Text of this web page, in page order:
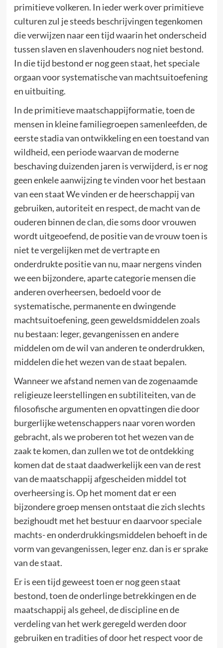
primitieve volkeren. In ieder werk over primitieve
culturen zul je steeds beschrijvingen tegenkomen
die verwijzen naar een tijd waarin het onderscheid
tussen slaven en slavenhouders nog niet bestond.
In die tijd bestond er nog geen staat, het speciale
orgaan voor systematische van machtsuitoefening
en uitbuiting.
In de primitieve maatschappijformatie, toen de
mensen in kleine familiegroepen samenleefden, de
eerste stadia van ontwikkeling en een toestand van
wildheid, een periode waarvan de moderne
beschaving duizenden jaren is verwijderd, is er nog
geen enkele aanwijzing te vinden voor het bestaan
van een staat We vinden er de heerschappij van
gebruiken, autoriteit en respect, de macht van de
ouderen binnen de clan, die soms door vrouwen
wordt uitgeoefend, de positie van de vrouw toen is
niet te vergelijken met de vertrapte en
onderdrukte positie van nu, maar nergens vinden
we een bijzondere, aparte categorie mensen die
anderen overheersen, bedoeld voor de
systematische, permanente en dwingende
machtsuitoefening, geen geweldsmiddelen zoals
nu bestaan: leger, gevangenissen en andere
middelen om de wil van anderen te onderdrukken,
middelen die het wezen van de staat bepalen.
Wanneer we afstand nemen van de zogenaamde
religieuze leerstellingen en subtiliteiten, van de
filosofische argumenten en opvattingen die door
burgerlijke wetenschappers naar voren worden
gebracht, als we proberen tot het wezen van de
zaak te komen, dan zullen we tot de ontdekking
komen dat de staat daadwerkelijk een van de rest
van de maatschappij afgescheiden middel tot
overheersing is. Op het moment dat er een
bijzondere groep mensen ontstaat die zich slechts
bezighoudt met het bestuur en daarvoor speciale
machts- en onderdrukkingsmiddelen behoeft in de
vorm van gevangenissen, leger enz. dan is er sprake
van de staat.
Er is een tijd geweest toen er nog geen staat
bestond, toen de onderlinge betrekkingen en de
maatschappij als geheel, de discipline en de
verdeling van het werk geregeld werden door
gebruiken en tradities of door het respect voor de